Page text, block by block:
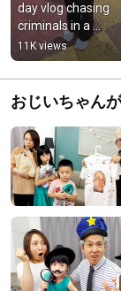
day vlog chasing
criminals in a
hunter's
park
#NijiusaChannel
11K views
おじいちゃん